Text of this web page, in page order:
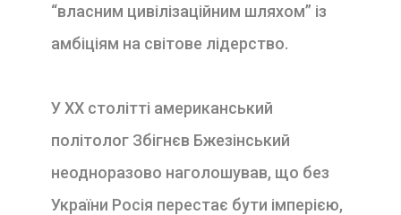
“власним цивілізаційним шляхом” із
амбіціям на світове лідерство.
У XX столітті американський
політолог Збігнєв Бжезінський
неодноразово наголошував, що без
України Росія перестає бути імперією,